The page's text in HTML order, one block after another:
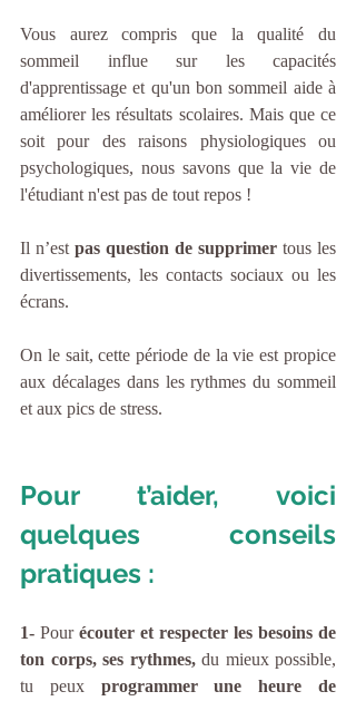
Vous aurez compris que la qualité du
sommeil influe sur les capacités
d'apprentissage et qu'un bon sommeil aide à
améliorer les résultats scolaires. Mais que ce
soit pour des raisons physiologiques ou
psychologiques, nous savons que la vie de
l'étudiant n'est pas de tout repos !
Il n’est pas question de supprimer tous les
divertissements, les contacts sociaux ou les
écrans.
On le sait, cette période de la vie est propice
aux décalages dans les rythmes du sommeil
et aux pics de stress.
Pour t’aider, voici
quelques conseils
pratiques :
1- Pour écouter et respecter les besoins de
ton corps, ses rythmes, du mieux possible,
tu peux programmer une heure de